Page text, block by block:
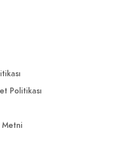
Politikası
Metni